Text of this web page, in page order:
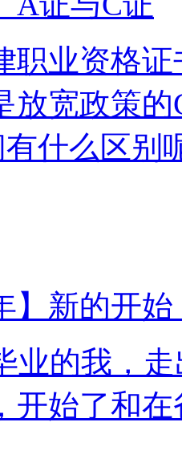
业资格证
放宽政策
什么区别
】新的开
的我，走
开始了和